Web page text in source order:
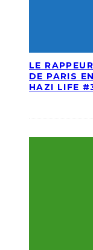
LE
DE PARIS
HAZI LIFE